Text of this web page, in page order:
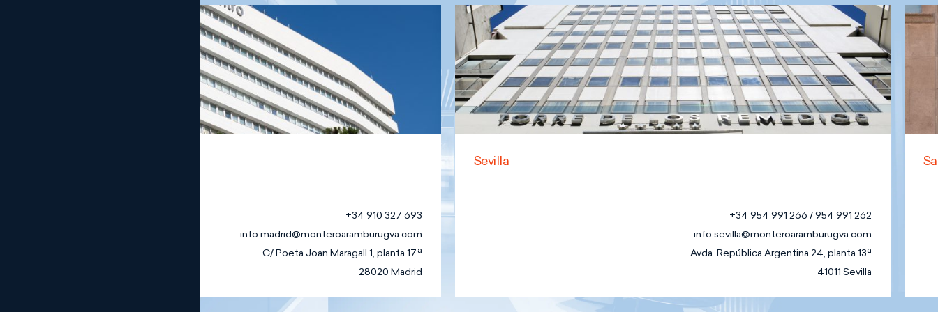
Bancario y
+34 910 327 693
info.madrid@monteroaramburugva.com
C/ Poeta Joan Maragall 1, planta 17ª
28020 Madrid
Sevilla
+34 954 991 266 / 954 991 262
info.sevilla@monteroaramburugva.com
Avda. República Argentina 24, planta 13ª
41011 Sevilla